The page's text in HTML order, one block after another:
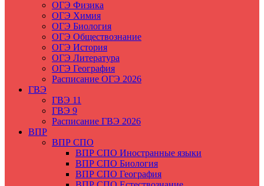
ОГЭ Физика
ОГЭ Химия
ОГЭ Биология
ОГЭ Обществознание
ОГЭ История
ОГЭ Литература
ОГЭ География
Расписание ОГЭ 2026
ГВЭ
ГВЭ 11
ГВЭ 9
Расписание ГВЭ 2026
ВПР
ВПР СПО
ВПР СПО Иностранные языки
ВПР СПО Биология
ВПР СПО География